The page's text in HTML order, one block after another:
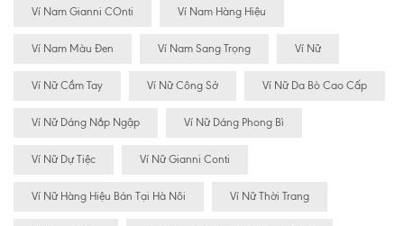
Ví Nam Gianni COnti Ví Nam Hàng Hiệu
Ví Nam Màu Đen Ví Nam Sang Trọng Ví Nữ
Ví Nữ Cầm Tay Ví Nữ Công Sở Ví Nữ Da Bò Cao Cấp
Ví Nữ Dáng Nắp Ngập Ví Nữ Dáng Phong Bì
Ví Nữ Dự Tiệc Ví Nữ Gianni Conti
Ví Nữ Hàng Hiệu Bán Tại Hà Nôi Ví Nữ Thời Trang